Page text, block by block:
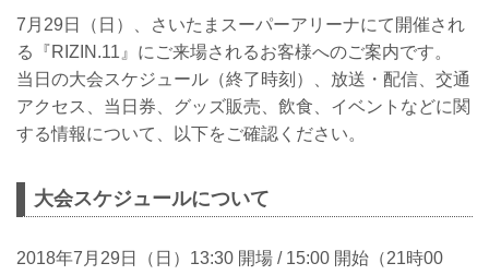
7月29日（日）、さいたまスーパーアリーナにて開催され
る『RIZIN.11』にご来場されるお客様へのご案内です。
当日の大会スケジュール（終了時刻）、放送・配信、交通
アクセス、当日券、グッズ販売、飲食、イベントなどに関
する情報について、以下をご確認ください。
大会スケジュールについて
2018年7月29日（日）13:30 開場 / 15:00 開始（21時00